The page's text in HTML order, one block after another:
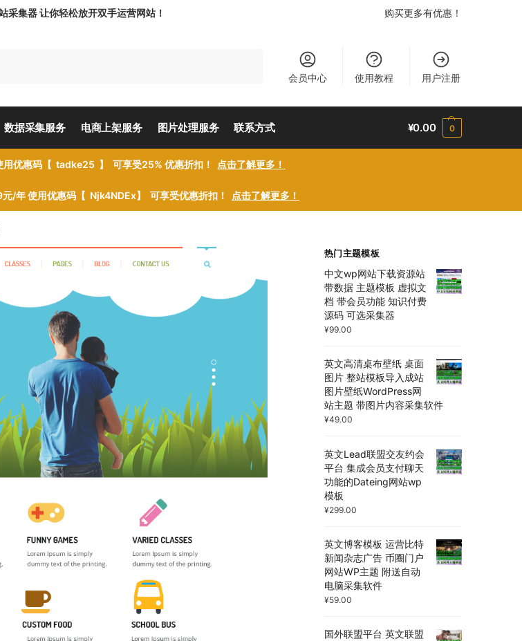
采集器 让你轻松放开双手运营网站！ 购买更多有优惠！
会员中心 使用教程 用户注册
数据采集服务 电商上架服务 图片处理服务 联系方式 ¥0.00 0
用优惠码【 tadke25 】 可享受25% 优惠折扣！ 点击了解更多！
/年 使用优惠码【 Njk4NDEx】 可享受优惠折扣！ 点击了解更多！
热门主题模板
中文wp网站下载资源站
带数据 主题模板 虚拟文
档 带会员功能 知识付费
源码 可选采集器
¥99.00
英文高清桌布壁纸 桌面
图片 整站模板导入成站
图片壁纸WordPress网
站主题 带图片内容采集软件
¥49.00
英文Lead联盟交友约会
平台 集成会员支付聊天
功能的Dateing网站wp
模板
¥299.00
英文博客模板 运营比特
新闻杂志广告 币圈门户
网站WP主题 附送自动
电脑采集软件
¥59.00
国外联盟平台 英文联盟